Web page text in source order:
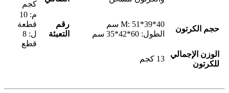
كجم
حجم الكرتون
M: 51*39*40 سم
الطول: 60*42*35 سم
رقم
التعبئة
م: 10
قطعة
ل: 8
قطع
الوزن الإجمالي
للكرتون
13 كجم